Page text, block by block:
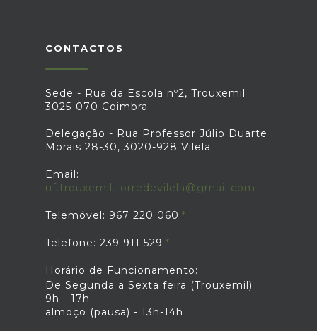
CONTACTOS
Sede - Rua da Escola nº2, Trouxemil
3025-070 Coimbra
Delegação - Rua Professor Júlio Duarte
Morais 28-30, 3020-928 Vilela
Email:
uf.trouxemil.torredevilela@gmail.com
Telemóvel: 967 220 060
Telefone: 239 911 529
Horário de Funcionamento:
De Segunda a Sexta feira (Trouxemil)
9h - 17h
almoço (pausa) - 13h-14h